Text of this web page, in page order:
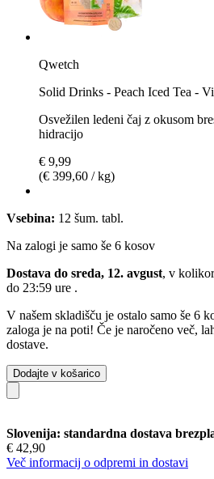
Qwetch
Solid Drinks - Peach Iced Tea -
Osvežilen ledeni čaj z okusom
hidracijo
€ 9,99
(€ 399,60 / kg)
Vsebina: 12 šum. tabl.
Na zalogi je samo še 6 kosov
Dostava do sreda, 12. avgust, v
do 23:59 ure .
V našem skladišču je ostalo samo še 6
zaloga je na poti! Če je naročeno več,
dostave.
Dodajte v košarico
Slovenija: standardna dostava
€ 42,90
Več informacij o odpremi in dostavi